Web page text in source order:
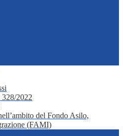
2022
del Fondo Asilo,
(FAMI)